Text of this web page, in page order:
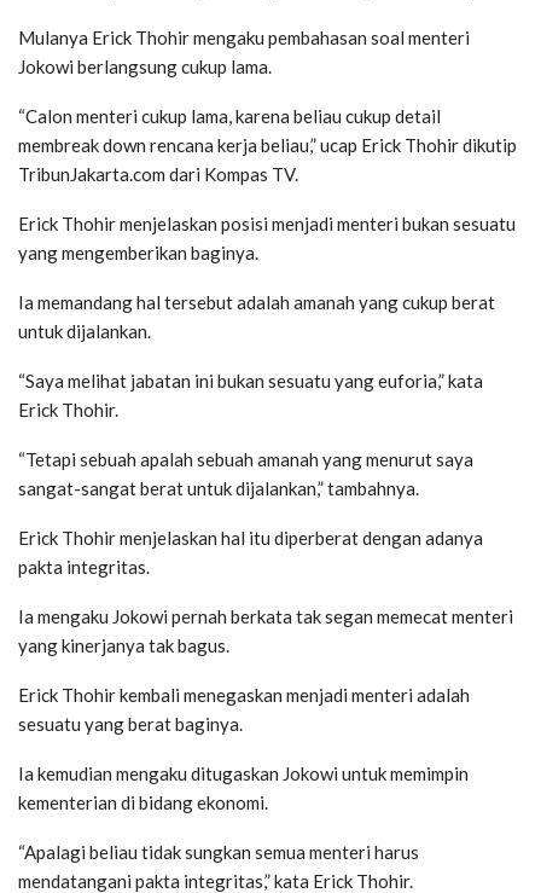
Mulanya Erick Thohir mengaku pembahasan soal menteri
Jokowi berlangsung cukup lama.
“Calon menteri cukup lama, karena beliau cukup detail
membreak down rencana kerja beliau,” ucap Erick Thohir dikutip
TribunJakarta.com dari Kompas TV.
Erick Thohir menjelaskan posisi menjadi menteri bukan sesuatu
yang mengemberikan baginya.
Ia memandang hal tersebut adalah amanah yang cukup berat
untuk dijalankan.
“Saya melihat jabatan ini bukan sesuatu yang euforia,” kata
Erick Thohir.
“Tetapi sebuah apalah sebuah amanah yang menurut saya
sangat-sangat berat untuk dijalankan,” tambahnya.
Erick Thohir menjelaskan hal itu diperberat dengan adanya
pakta integritas.
Ia mengaku Jokowi pernah berkata tak segan memecat menteri
yang kinerjanya tak bagus.
Erick Thohir kembali menegaskan menjadi menteri adalah
sesuatu yang berat baginya.
Ia kemudian mengaku ditugaskan Jokowi untuk memimpin
kementerian di bidang ekonomi.
“Apalagi beliau tidak sungkan semua menteri harus
mendatangani pakta integritas,” kata Erick Thohir.